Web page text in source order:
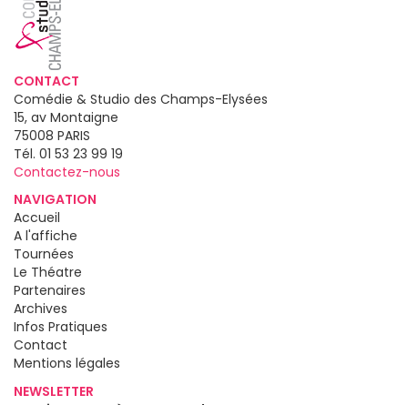
CONTACT
Comédie & Studio des Champs-Elysées
15, av Montaigne
75008 PARIS
Tél. 01 53 23 99 19
Contactez-nous
NAVIGATION
Accueil
A l'affiche
Tournées
Le Théatre
Partenaires
Archives
Infos Pratiques
Contact
Mentions légales
NEWSLETTER